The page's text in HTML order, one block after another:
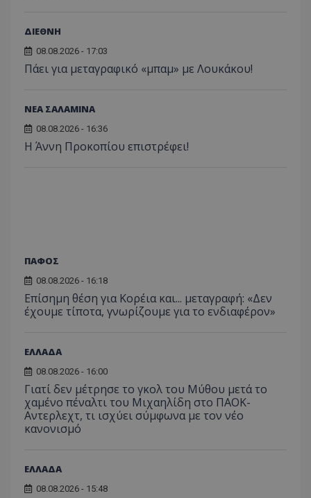
ΔΙΕΘΝΗ
08.08.2026 - 17:03
Πάει για μεταγραφικό «μπαμ» με Λουκάκου!
ΝΕΑ ΣΑΛΑΜΙΝΑ
08.08.2026 - 16:36
Η Άννη Προκοπίου επιστρέφει!
ΠΑΦΟΣ
08.08.2026 - 16:18
Επίσημη θέση για Κορέια και... μεταγραφή: «Δεν
έχουμε τίποτα, γνωρίζουμε για το ενδιαφέρον»
ΕΛΛΑΔΑ
08.08.2026 - 16:00
Γιατί δεν μέτρησε το γκολ του Μύθου μετά το
χαμένο πέναλτι του Μιχαηλίδη στο ΠΑΟΚ-
Αντερλεχτ, τι ισχύει σύμφωνα με τον νέο
κανονισμό
ΕΛΛΑΔΑ
08.08.2026 - 15:48